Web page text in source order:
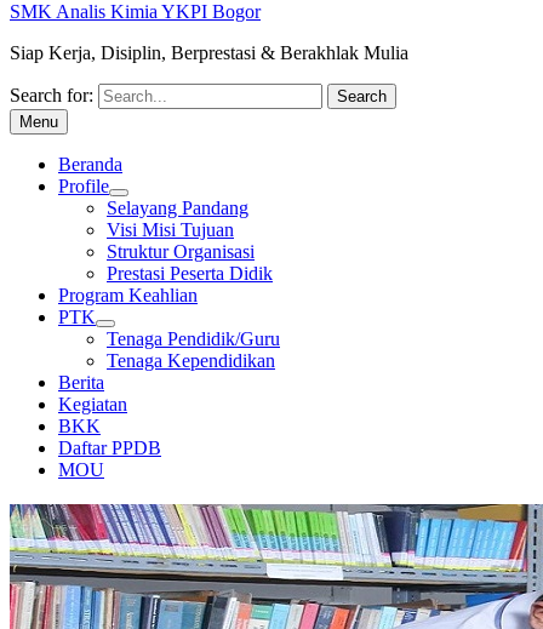
SMK Analis Kimia YKPI Bogor
Siap Kerja, Disiplin, Berprestasi & Berakhlak Mulia
Search for:
Menu
Beranda
Profile
Selayang Pandang
Visi Misi Tujuan
Struktur Organisasi
Prestasi Peserta Didik
Program Keahlian
PTK
Tenaga Pendidik/Guru
Tenaga Kependidikan
Berita
Kegiatan
BKK
Daftar PPDB
MOU
PERPUSTAKAAN